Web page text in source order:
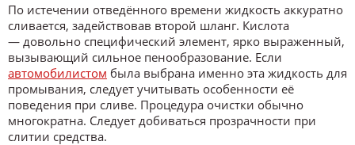
По истечении отведённого времени жидкость аккуратно
сливается, задействовав второй шланг. Кислота
— довольно специфический элемент, ярко выраженный,
вызывающий сильное пенообразование. Если
автомобилистом была выбрана именно эта жидкость для
промывания, следует учитывать особенности её
поведения при сливе. Процедура очистки обычно
многократна. Следует добиваться прозрачности при
слитии средства.